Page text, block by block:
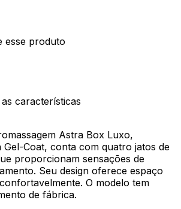
esse produto
características
Astra Box Luxo,
Coat, conta com quatro jatos de
proporcionam sensações de
Seu design oferece espaço
O modelo tem
de fábrica.